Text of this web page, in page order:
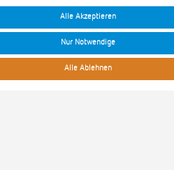
Alle Akzeptieren
Nur Notwendige
Alle Ablehnen